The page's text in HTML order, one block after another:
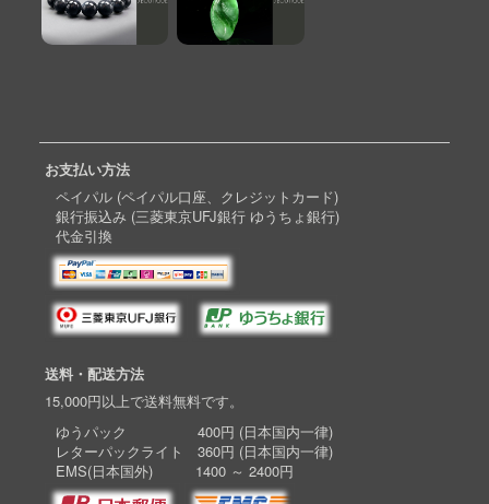
お支払い方法
ペイパル (ペイパル口座、クレジットカード)
銀行振込み (三菱東京UFJ銀行 ゆうちょ銀行)
代金引換
送料・配送方法
15,000円以上で送料無料です。
ゆうパック 400円 (日本国内一律)
レターパックライト 360円 (日本国内一律)
EMS(日本国外) 1400 ～ 2400円